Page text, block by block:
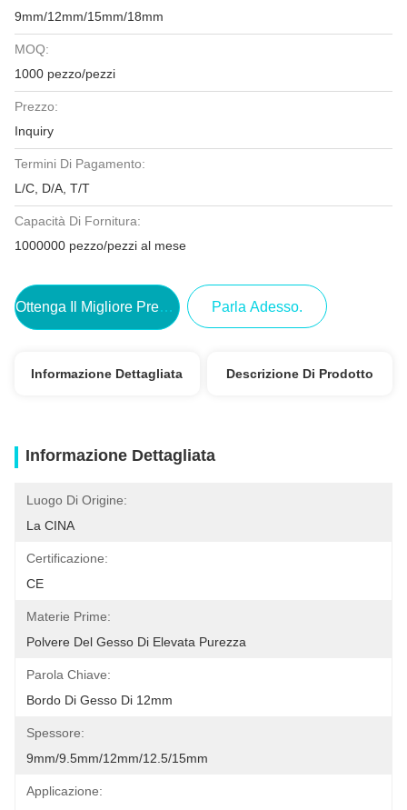
9mm/12mm/15mm/18mm
MOQ:
1000 pezzo/pezzi
Prezzo:
Inquiry
Termini Di Pagamento:
L/C, D/A, T/T
Capacità Di Fornitura:
1000000 pezzo/pezzi al mese
Ottenga Il Migliore Prezzo Parla Adesso.
Informazione Dettagliata Descrizione Di Prodotto
Informazione Dettagliata
Luogo Di Origine:
La CINA
Certificazione:
CE
Materie Prime:
Polvere Del Gesso Di Elevata Purezza
Parola Chiave:
Bordo Di Gesso Di 12mm
Spessore:
9mm/9.5mm/12mm/12.5/15mm
Applicazione: